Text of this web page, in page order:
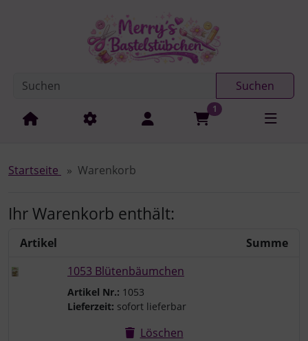
Springe zur Navigation
Suchen
1
Startseite Warenkorb
Ihr Warenkorb enthält:
Artikel
Summe
1053 Blütenbäumchen
Artikel Nr.: 1053
Lieferzeit: sofort lieferbar
Löschen